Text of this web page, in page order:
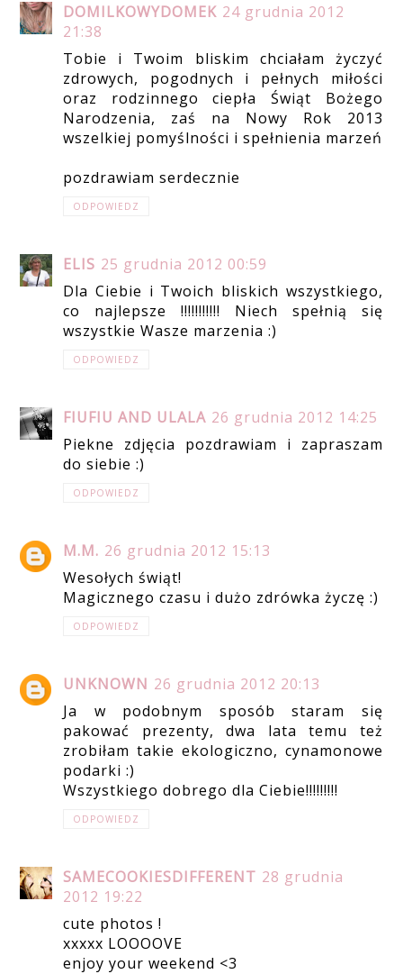
DOMILKOWYDOMEK 24 grudnia 2012
21:38
Tobie i Twoim bliskim chciałam życzyć
zdrowych, pogodnych i pełnych miłości
oraz rodzinnego ciepła Świąt Bożego
Narodzenia, zaś na Nowy Rok 2013
wszelkiej pomyślności i spełnienia marzeń
pozdrawiam serdecznie
ODPOWIEDZ
ELIS 25 grudnia 2012 00:59
Dla Ciebie i Twoich bliskich wszystkiego,
co najlepsze !!!!!!!!!!! Niech spełnią się
wszystkie Wasze marzenia :)
ODPOWIEDZ
FIUFIU AND ULALA 26 grudnia 2012 14:25
Piekne zdjęcia pozdrawiam i zapraszam
do siebie :)
ODPOWIEDZ
M.M. 26 grudnia 2012 15:13
Wesołych świąt!
Magicznego czasu i dużo zdrówka życzę :)
ODPOWIEDZ
UNKNOWN 26 grudnia 2012 20:13
Ja w podobnym sposób staram się
pakować prezenty, dwa lata temu też
zrobiłam takie ekologiczno, cynamonowe
podarki :)
Wszystkiego dobrego dla Ciebie!!!!!!!!!
ODPOWIEDZ
SAMECOOKIESDIFFERENT 28 grudnia
2012 19:22
cute photos !
xxxxx LOOOOVE
enjoy your weekend <3